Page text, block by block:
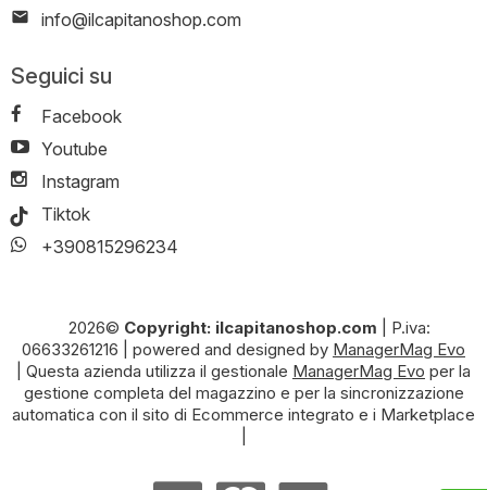
info@ilcapitanoshop.com
Seguici su
Facebook
Youtube
Instagram
Tiktok
+390815296234
2026© Copyright: ilcapitanoshop.com
P.iva:
06633261216
powered and designed by ManagerMag Evo
| Questa azienda utilizza il gestionale ManagerMag Evo per la
gestione completa del magazzino e per la sincronizzazione
automatica con il sito di Ecommerce integrato e i Marketplace